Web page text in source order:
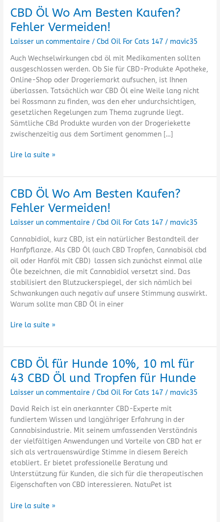
CBD Öl Wo Am Besten Kaufen?
Fehler Vermeiden!
Laisser un commentaire /Cbd Oil For Cats 147 / mavic35
Auch Wechselwirkungen cbd öl mit Medikamenten sollten
ausgeschlossen werden. Ob Sie für CBD-Produkte Apotheke,
Online-Shop oder Drogeriemarkt aufsuchen, ist Ihnen
überlassen. Tatsächlich war CBD Öl eine Weile lang nicht
bei Rossmann zu finden, was den eher undurchsichtigen,
gesetzlichen Regelungen zum Thema zugrunde liegt.
Sämtliche CBd Produkte wurden von der Drogeriekette
zwischenzeitig aus dem Sortiment genommen […]
CBD
Öl
Wo
Am
Besten
Fehler
Vermeiden!
Lire la suite »
CBD Öl Wo Am Besten Kaufen?
Fehler Vermeiden!
Laisser un commentaire /Cbd Oil For Cats 147 / mavic35
Cannabidiol, kurz CBD, ist ein natürlicher Bestandteil der
Hanfpflanze. Als CBD Öl (auch CBD Tropfen, Cannabisöl cbd
oil oder Hanföl mit CBD) lassen sich zunächst einmal alle
Öle bezeichnen, die mit Cannabidiol versetzt sind. Das
stabilisiert den Blutzuckerspiegel, der sich nämlich bei
Schwankungen auch negativ auf unsere Stimmung auswirkt.
Warum sollte man CBD Öl in einer
CBD
Öl
Wo
Am
Besten
Kaufen?
Fehler
Vermeiden!
Lire la suite »
CBD Öl für Hunde 10%, 10 ml für
43 CBD Öl und Tropfen für Hunde
Laisser un commentaire /Cbd Oil For Cats 147 / mavic35
David Reich ist ein anerkannter CBD-Experte mit
fundiertem Wissen und langjähriger Erfahrung in der
Cannabisindustrie. Mit seinem umfassenden Verständnis
der vielfältigen Anwendungen und Vorteile von CBD hat er
sich als vertrauenswürdige Stimme in diesem Bereich
etabliert. Er bietet professionelle Beratung und
Unterstützung für Kunden, die sich für die therapeutischen
Eigenschaften von CBD interessieren. NatuPet ist
CBD
Öl
für
Hunde
10%,
10
ml
für
43
CBD
Öl
und
für
Lire la suite »